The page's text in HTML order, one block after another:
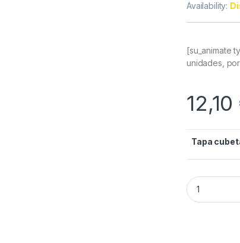
Availability:
[su_animate
unidades,
12,10
Tapa
Tapa para